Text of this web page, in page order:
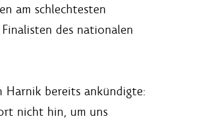
am schlechtesten
des nationalen
Harnik bereits ankündigte:
nicht hin, um uns